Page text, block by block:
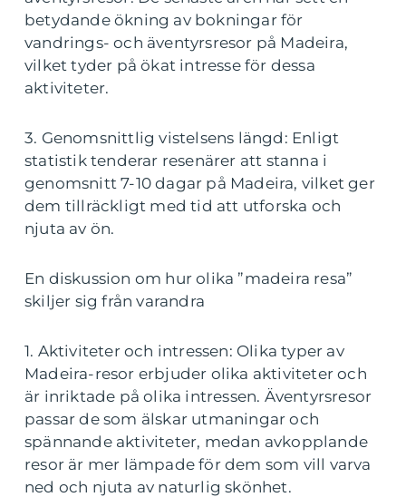
betydande ökning av bokningar för
vandrings- och äventyrsresor på Madeira,
vilket tyder på ökat intresse för dessa
aktiviteter.
3. Genomsnittlig vistelsens längd: Enligt
statistik tenderar resenärer att stanna i
genomsnitt 7-10 dagar på Madeira, vilket ger
dem tillräckligt med tid att utforska och
njuta av ön.
En diskussion om hur olika ”madeira resa”
skiljer sig från varandra
1. Aktiviteter och intressen: Olika typer av
Madeira-resor erbjuder olika aktiviteter och
är inriktade på olika intressen. Äventyrsresor
passar de som älskar utmaningar och
spännande aktiviteter, medan avkopplande
resor är mer lämpade för dem som vill varva
ned och njuta av naturlig skönhet.